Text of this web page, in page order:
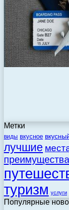
Метки
виды вкусное
лучшие
преимущества
туризм услуги
Популярные